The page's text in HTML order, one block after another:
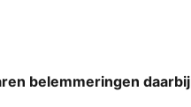
belemmeringen daarbij